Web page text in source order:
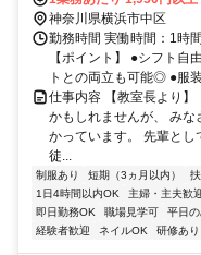
神奈川県横浜市中区
勤務時間 実働時間：1時
【ポイント】 ●シフト
トとの両立も可能◎ ●服
仕事内容 【教室長より】
かもしれませんが、 み
かっています。 先輩とし
徒...
制服あり 短期（3ヵ月以内）
1日4時間以内OK
主婦・主夫歓
即日勤務OK
職場見学可 平日
経験者歓迎
ネイルOK 研修あり